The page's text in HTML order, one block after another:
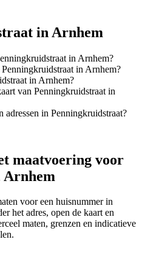
in Arnhem
in Arnhem?
in Arnhem?
in Arnhem?
van Penningkruidstraat in
adressen in Penningkruidstraat?
maatvoering voor
Arnhem
voor een huisnummer in
het adres, open de kaart en
maten, grenzen en indicatieve